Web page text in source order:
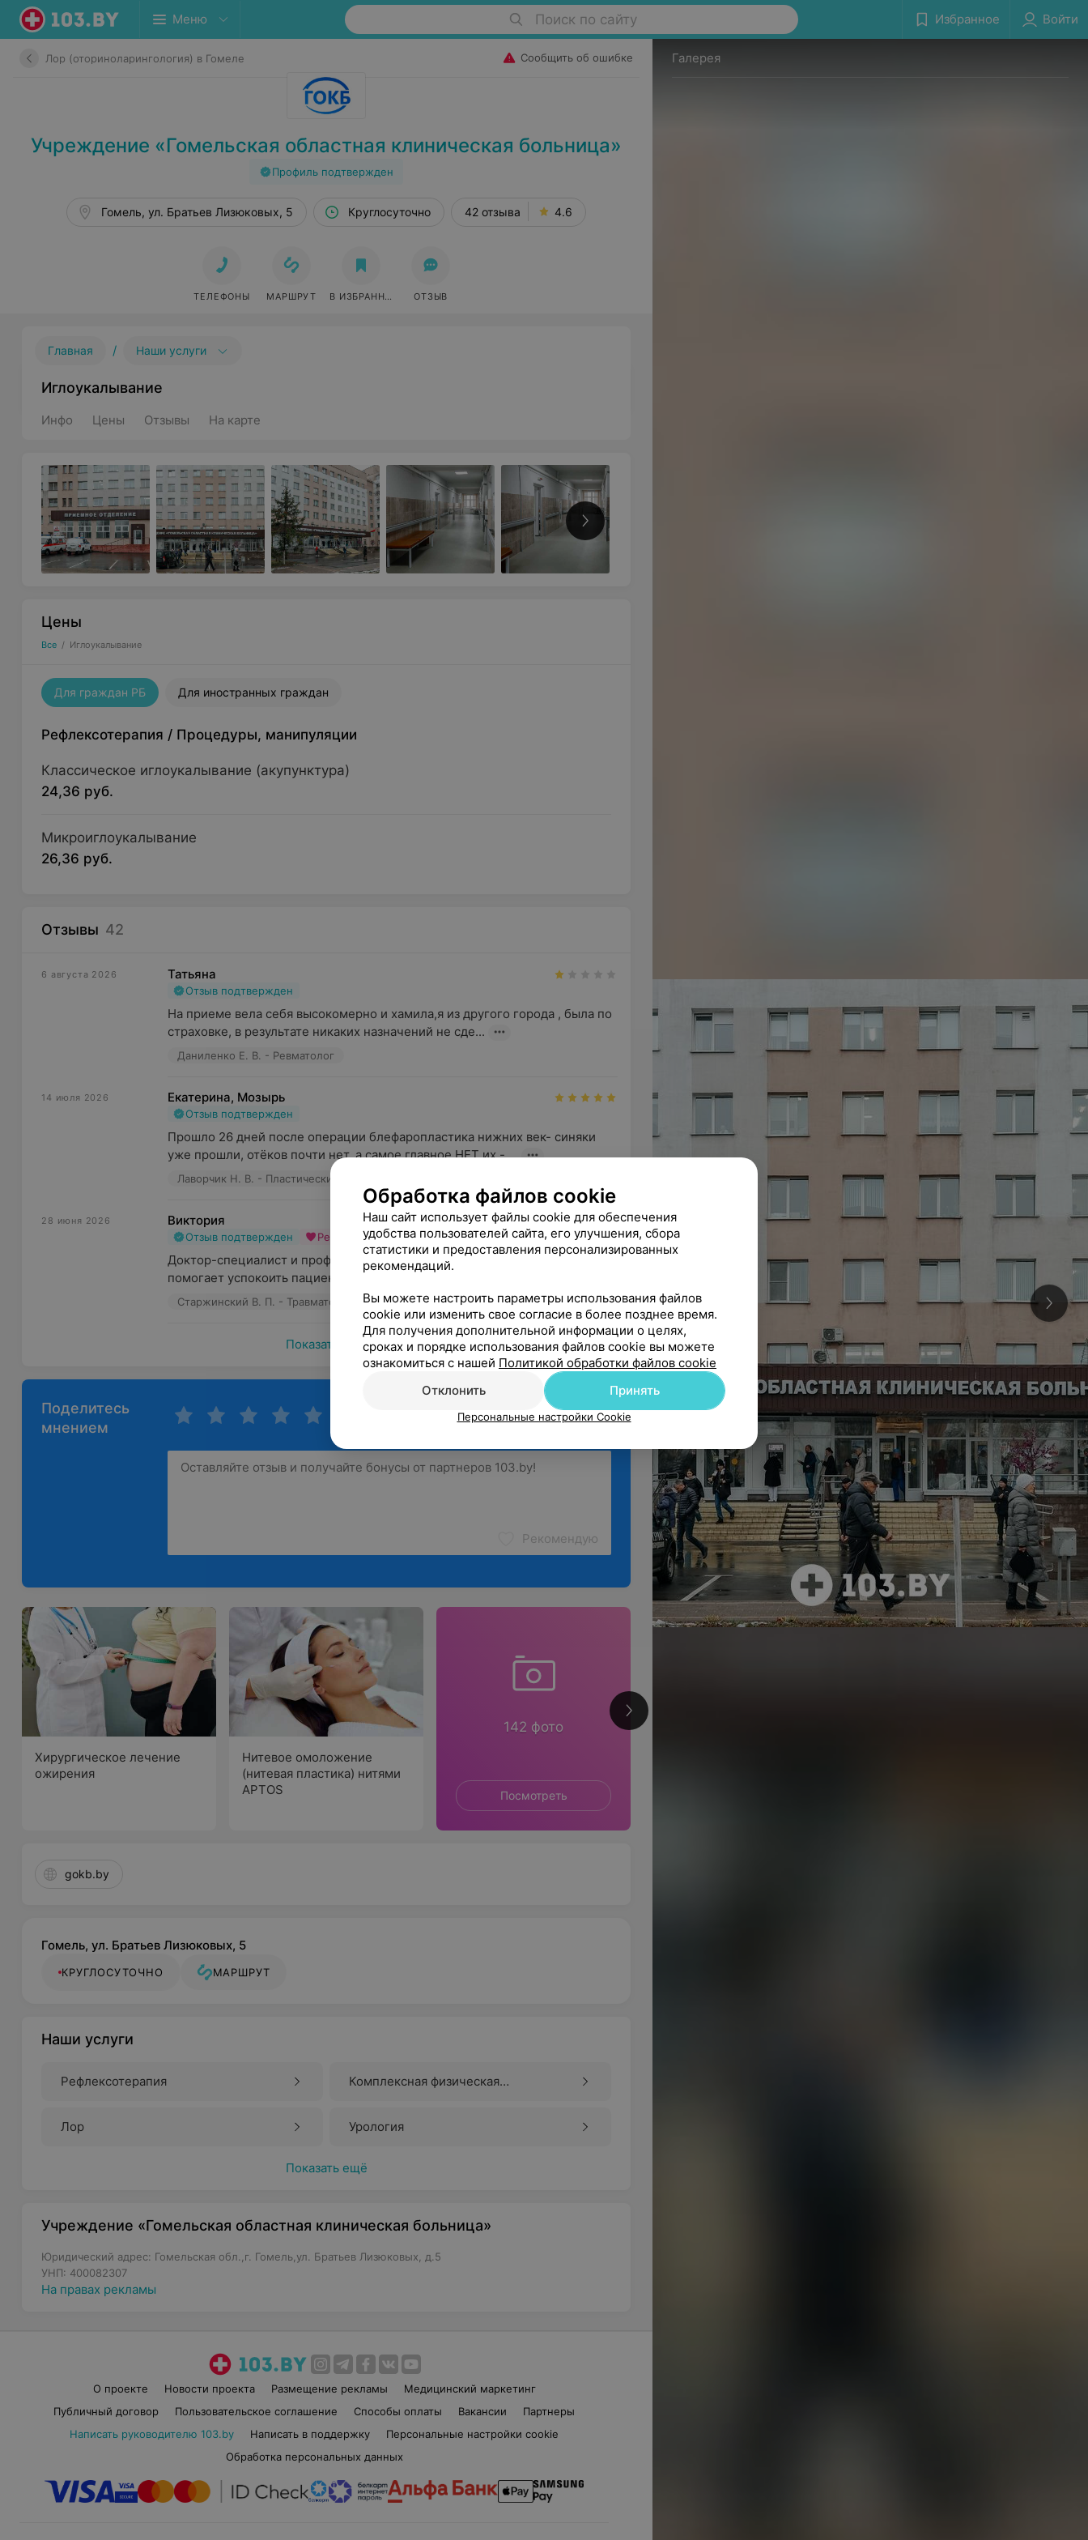
Меню Поиск по сайту Избранное Войти
Лор (оториноларингология) в Гомеле Сообщить об ошибке
Учреждение «Гомельская областная клиническая больница»
Профиль подтвержден
Гомель, ул. Братьев Лизюковых, 5 Круглосуточно 42 отзыва 4.6
ТЕЛЕФОНЫ МАРШРУТ В ИЗБРАННОЕ ОТЗЫВ
Главная / Наши услуги
Иглоукалывание
Инфо Цены Отзывы На карте
Цены
Все / Иглоукалывание
Для граждан РБ Для иностранных граждан
Рефлексотерапия / Процедуры, манипуляции
Классическое иглоукалывание (акупунктура)
24,36 руб.
Микроиглоукалывание
26,36 руб.
Отзывы 42
6 августа 2026 Татьяна
Отзыв подтвержден
На приеме вела себя высокомерно и хамила,я из другого города , была по
страховке, в результате никаких назначений не сде...
Даниленко Е. В. - Ревматолог
14 июля 2026 Екатерина, Мозырь
Отзыв подтвержден
Прошло 26 дней после операции блефаропластика нижних век- синяки
уже прошли, отёков почти нет, а самое главное НЕТ их - ...
Лаворчик Н. В. - Пластический хирург
28 июня 2026 Виктория
Отзыв подтвержден Рекомендую
Доктор-специалист и профессионал! Его мудрый взгляд на заболевание
помогает успокоить пациента, вселяет уверенность, что...
Старжинский В. П. - Травматолог-ортопед
Показать ещё
Поделитесь
мнением
Рекомендую
Хирургическое лечение
ожирения
Нитевое омоложение
(нитевая пластика) нитями
APTOS
142 фото
Посмотреть
gokb.by
Гомель, ул. Братьев Лизюковых, 5
КРУГЛОСУТОЧНО МАРШРУТ
Наши услуги
Рефлексотерапия
Комплексная физическая
Лор
Урология
Показать ещё
Учреждение «Гомельская областная клиническая больница»
Юридический адрес: Гомельская обл.,г. Гомель,ул. Братьев Лизюковых, д.5
УНП: 400082307
На правах рекламы
О проекте Новости проекта Размещение рекламы
Медицинский маркетинг
Публичный договор
Пользовательское соглашение Способы оплаты Вакансии
Партнеры
Написать руководителю 103.by
Написать в поддержку
Персональные настройки cookie
Обработка персональных данных
Галерея
Обработка файлов cookie
Наш сайт использует файлы cookie для обеспечения
удобства пользователей сайта, его улучшения, сбора
статистики и предоставления персонализированных
рекомендаций.
Вы можете настроить параметры использования файлов
cookie или изменить свое согласие в более позднее время.
Для получения дополнительной информации о целях,
сроках и порядке использования файлов cookie вы можете
ознакомиться с нашей Политикой обработки файлов cookie
Отклонить
Принять
Персональные настройки Cookie